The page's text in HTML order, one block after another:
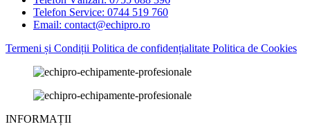
Telefon Service: 0744 519 760
Email: contact@echipro.ro
Termeni și Condiții Politica de confidențialitate Politica de Cookies
INFORMAȚII